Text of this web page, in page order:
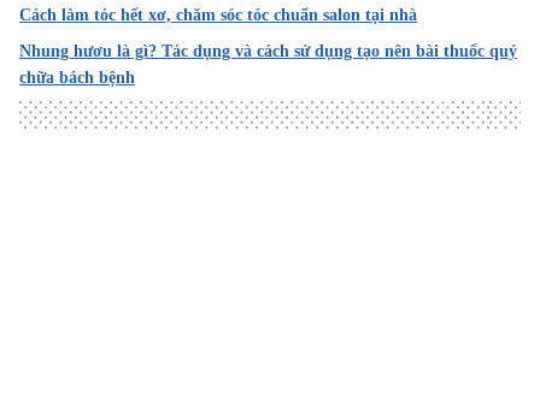
remedies/9-home-remedies-for-grey-hair
Ngày truy cập: 01/05/2022
Home Remedies for Gray Hair
https://www.medindia.net/homeremedies/gray-hair.asp
Cách làm tóc hết xơ, chăm sóc tóc chuẩn salon tại nhà
Nhung hươu là gì? Tác dụng và cách sử dụng tạo nên bài thuốc quý
chữa bách bệnh